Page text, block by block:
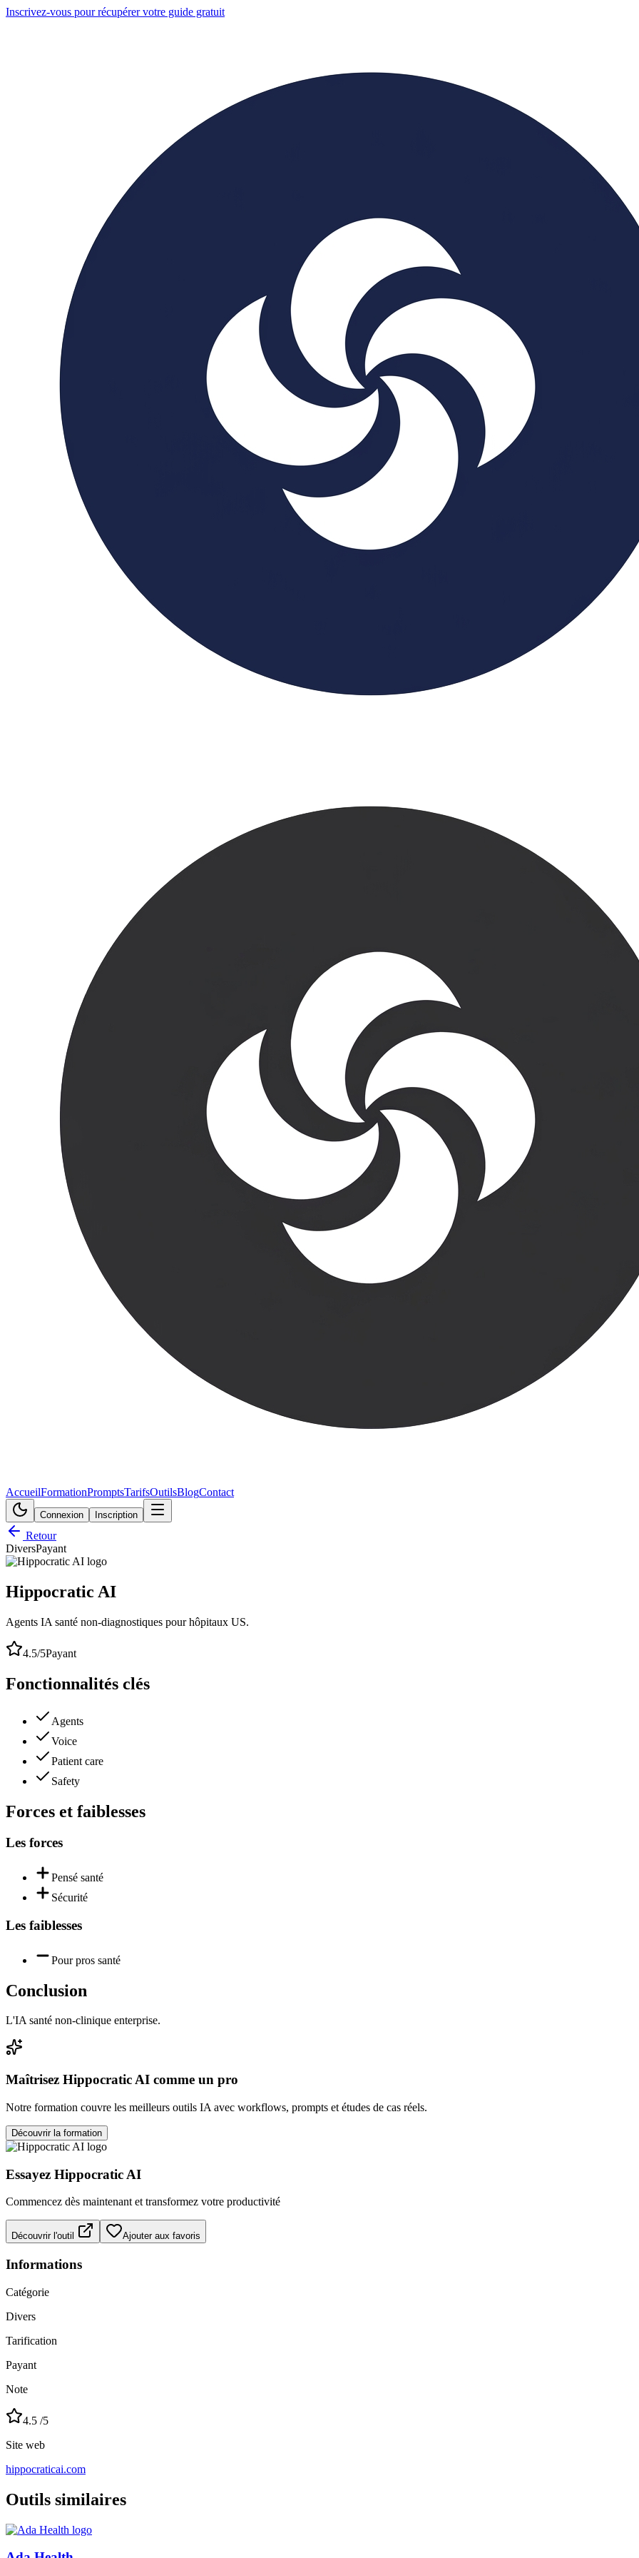
Inscrivez-vous pour récupérer votre guide gratuit
AccueilFormationPromptsTarifsOutilsBlogContact
Connexion Inscription
Retour
DiversPayant
Hippocratic AI
Agents IA santé non-diagnostiques pour hôpitaux US.
4.5/5Payant
Fonctionnalités clés
Agents
Voice
Patient care
Safety
Forces et faiblesses
Les forces
Pensé santé
Sécurité
Les faiblesses
Pour pros santé
Conclusion
L'IA santé non-clinique enterprise.
Maîtrisez Hippocratic AI comme un pro
Notre formation couvre les meilleurs outils IA avec workflows, prompts et études de cas réels.
Découvrir la formation
Essayez Hippocratic AI
Commencez dès maintenant et transformez votre productivité
Découvrir l'outil Ajouter aux favoris
Informations
Catégorie
Divers
Tarification
Payant
Note
4.5 /5
Site web
hippocraticai.com
Outils similaires